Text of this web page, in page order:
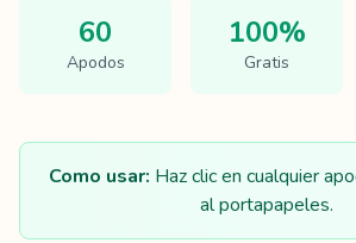
60
Apodos
100%
Gratis
Como usar: Haz clic en cualquier
al portapapeles.